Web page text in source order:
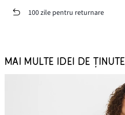
100 zile pentru returnare
MAI MULTE IDEI DE ȚINUTE